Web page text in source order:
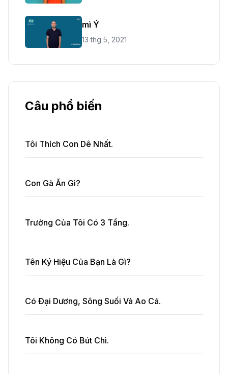
mì Ý
13 thg 5, 2021
Câu phổ biến
Tôi Thích Con Dê Nhất.
Con Gà Ăn Gì?
Trường Của Tôi Có 3 Tầng.
Tên Ký Hiệu Của Bạn Là Gì?
Có Đại Dương, Sông Suối Và Ao Cá.
Tôi Không Có Bút Chì.